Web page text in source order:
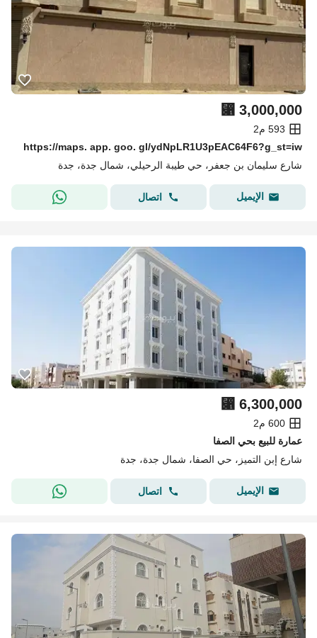
⃁ 3,000,000
593 م2
https://maps. app. goo. gl/ydNpLR1U3pEAC64F6?g_st=iw
شارع سليمان بن جعفر، حي طيبة الرحيلي، شمال جدة، جدة
الإيميل اتصال
⃁ 6,300,000
600 م2
عمارة للبيع بحي الصفا
شارع إبن التميز، حي الصفا، شمال جدة، جدة
الإيميل اتصال